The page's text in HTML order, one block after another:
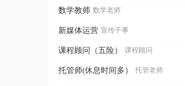
数学教师 数学老师
新媒体运营 宣传干事
课程顾问（五险） 课程顾问
托管师(休息时间多） 托管老师